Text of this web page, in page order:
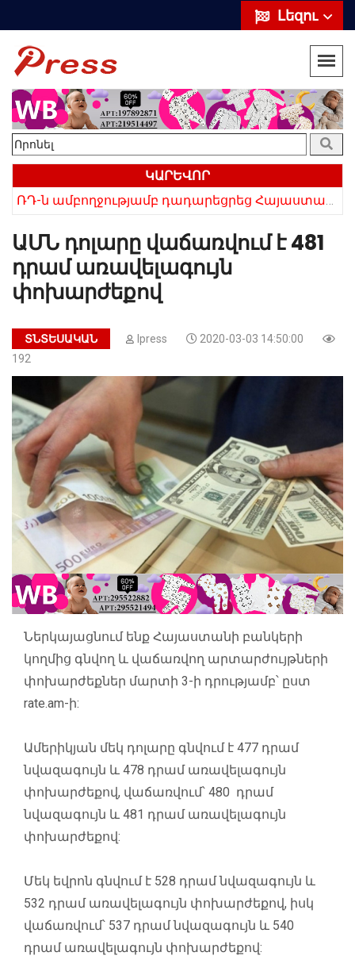
Լեզու
ԿԱՐԵՎՈՐ
ՌԴ-ն ամբողջությամբ դադարեցրեց Հայաստանից ծիրանի ներմուծումը
ԱՄՆ դոլարը վաճառվում է 481
դրամ առավելագույն
փոխարժեքով
ՏՆՏԵՍԱԿԱՆ Ipress
2020-03-03 14:50:00
192
Ներկայացնում ենք Հայաստանի բանկերի
կողմից գնվող և վաճառվող արտարժույթների
փոխարժեքներ մարտի 3-ի դրությամբ՝ ըստ
rate.am-ի:
Ամերիկյան մեկ դոլարը գնվում է 477 դրամ
նվազագույն և 478 դրամ առավելագույն
փոխարժեքով, վաճառվում՝ 480 դրամ
նվազագույն և 481 դրամ առավելագույն
փոխարժեքով:
Մեկ եվրոն գնվում է 528 դրամ նվազագույն և
532 դրամ առավելագույն փոխարժեքով, իսկ
վաճառվում՝ 537 դրամ նվազագույն և 540
դրամ առավելագույն փոխարժեքով: